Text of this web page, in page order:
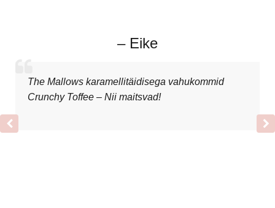
– Eike
The Mallows karamellitäidisega vahukommid
Crunchy Toffee – Nii maitsvad!